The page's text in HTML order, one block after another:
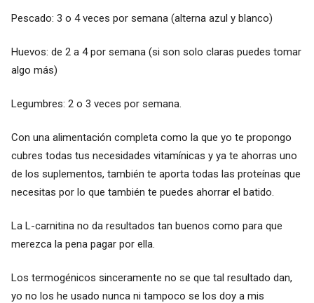
Pescado: 3 o 4 veces por semana (alterna azul y blanco)
Huevos: de 2 a 4 por semana (si son solo claras puedes tomar
algo más)
Legumbres: 2 o 3 veces por semana.
Con una alimentación completa como la que yo te propongo
cubres todas tus necesidades vitamínicas y ya te ahorras uno
de los suplementos, también te aporta todas las proteínas que
necesitas por lo que también te puedes ahorrar el batido.
La L-carnitina no da resultados tan buenos como para que
merezca la pena pagar por ella.
Los termogénicos sinceramente no se que tal resultado dan,
yo no los he usado nunca ni tampoco se los doy a mis